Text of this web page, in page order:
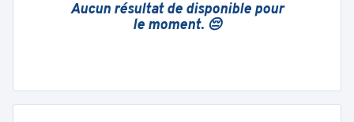
Aucun résultat de disponible pour
le moment. 😔